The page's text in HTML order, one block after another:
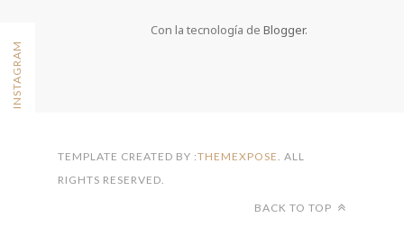
Con la tecnología de Blogger.
FOLLOW ON INSTAGRAM TEMPLATE CREATED BY :THEMEXPOSE. ALL
RIGHTS RESERVED.
BACK TO TOP